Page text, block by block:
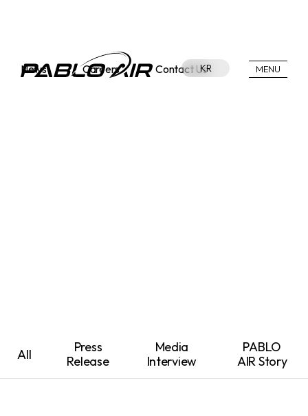
KR MENU
News Careers Contact Us
All
Press
Release
Media
Interview
PABLO
AIR Story